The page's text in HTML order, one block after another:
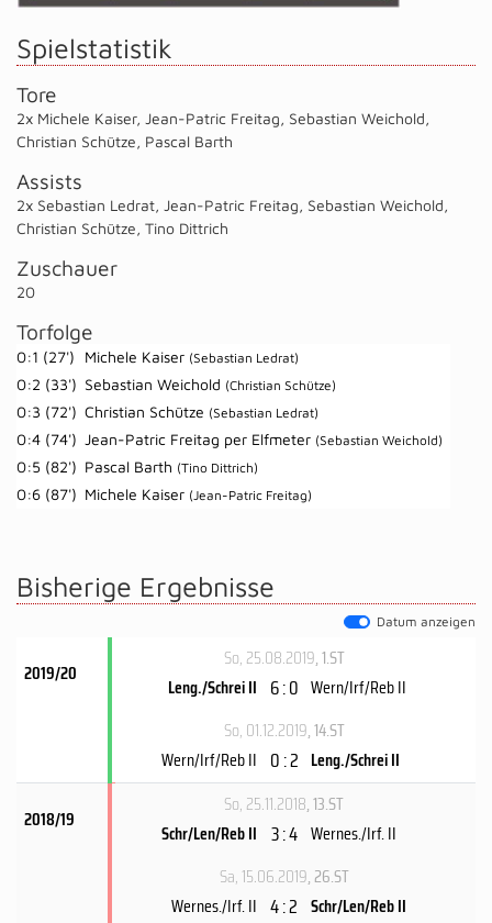
Spielstatistik
Tore
2x Michele Kaiser, Jean-Patric Freitag, Sebastian Weichold,
Christian Schütze, Pascal Barth
Assists
2x Sebastian Ledrat, Jean-Patric Freitag, Sebastian Weichold,
Christian Schütze, Tino Dittrich
Zuschauer
20
Torfolge
0:1 (27') Michele Kaiser (Sebastian Ledrat)
0:2 (33') Sebastian Weichold (Christian Schütze)
0:3 (72') Christian Schütze (Sebastian Ledrat)
0:4 (74') Jean-Patric Freitag per Elfmeter (Sebastian Weichold)
0:5 (82') Pascal Barth (Tino Dittrich)
0:6 (87') Michele Kaiser (Jean-Patric Freitag)
Bisherige Ergebnisse
Datum anzeigen
2019/20
So, 25.08.2019, 1.ST
Leng./Schrei II 6 : 0 Wern/Irf/Reb II
So, 01.12.2019, 14.ST
Wern/Irf/Reb II 0 : 2 Leng./Schrei II
2018/19
So, 25.11.2018, 13.ST
Schr/Len/Reb II 3 : 4 Wernes./Irf. II
Sa, 15.06.2019, 26.ST
Wernes./Irf. II 4 : 2 Schr/Len/Reb II